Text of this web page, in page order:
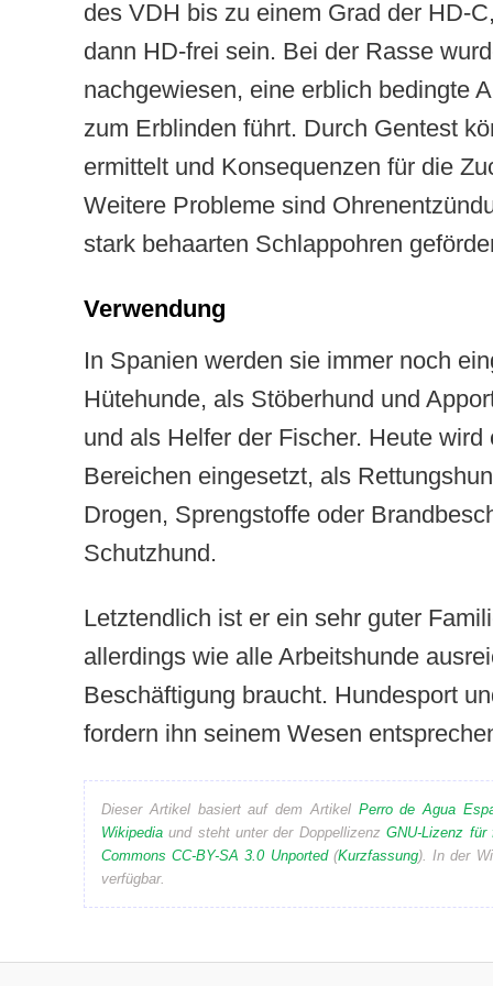
des VDH bis zu einem Grad der HD-
dann HD-frei sein. Bei der Rasse
nachgewiesen, eine erblich bedingte
zum Erblinden führt. Durch Gentest
ermittelt und Konsequenzen für die
Weitere Probleme sind
stark behaarten Schlappohren
Verwendung
In Spanien werden sie immer noch
Hütehunde, als Stöberhund und
und als Helfer der Fischer. Heute wird
Bereichen eingesetzt, als
Drogen, Sprengstoffe oder
Schutzhund.
Letztendlich ist er ein sehr guter
allerdings wie alle Arbeitshunde
Beschäftigung braucht. Hundesport
fordern ihn seinem Wesen
Dieser Artikel basiert auf dem Artikel Perro de Agua
Wikipedia und steht unter der DoppellizenzGNU-Lizenz für
Commons CC-BY-SA 3.0 Unported(Kurzfassung). In der
verfügbar.